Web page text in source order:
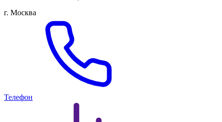
г. Москва
Телефон